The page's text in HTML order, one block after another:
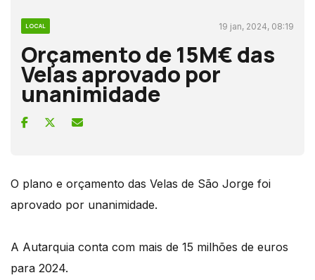
LOCAL 19 jan, 2024, 08:19
Orçamento de 15M€ das
Velas aprovado por
unanimidade
O plano e orçamento das Velas de São Jorge foi
aprovado por unanimidade.
A Autarquia conta com mais de 15 milhões de euros
para 2024.